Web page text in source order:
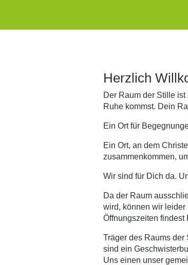
Herzlich
Der Raum der Stille
Ruhe kommst. Dein
Ein Ort für
Ein Ort, an dem
zusammenkommen,
Wir sind für Dich da.
Da der Raum
wird, können wir
Öffnungszeiten findest
Träger des Raums
sind ein
Uns einen unser